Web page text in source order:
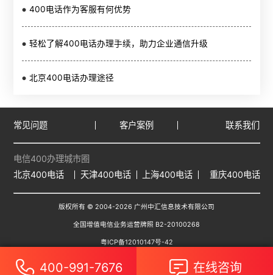
400电话作为客服有何优势
轻松了解400电话办理手续，助力企业通信升级
北京400电话办理途径
常见问题 客户案例 联系我们
电信400办理城市圈
北京400电话
天津400电话 上海400电话 重庆400电话
版权所有 © 2004-2026 广州中汇信息技术有限公司
全国增值电信业务运营牌照 B2-20100268
粤ICP备12010147号-42
400-991-7676 在线咨询